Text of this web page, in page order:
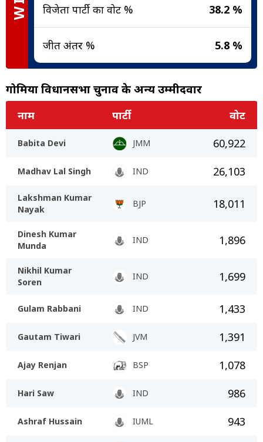
विजेता पार्टी का वोट % 38.2 %
जीत अंतर % 5.8 %
गोमिया विधानसभा चुनाव के अन्य उम्मीदवार
नाम पार्टी वोट
Babita Devi JMM 60,922
Madhav Lal Singh IND 26,103
Lakshman Kumar
Nayak
BJP 18,011
Dinesh Kumar
Munda
IND 1,896
Nikhil Kumar
Soren
IND 1,699
Gulam Rabbani IND 1,433
Gautam Tiwari JVM 1,391
Ajay Renjan BSP 1,078
Hari Saw IND 986
Ashraf Hussain IUML 943